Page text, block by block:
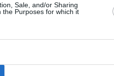
Sale, and/or Sharing
Purposes for which it